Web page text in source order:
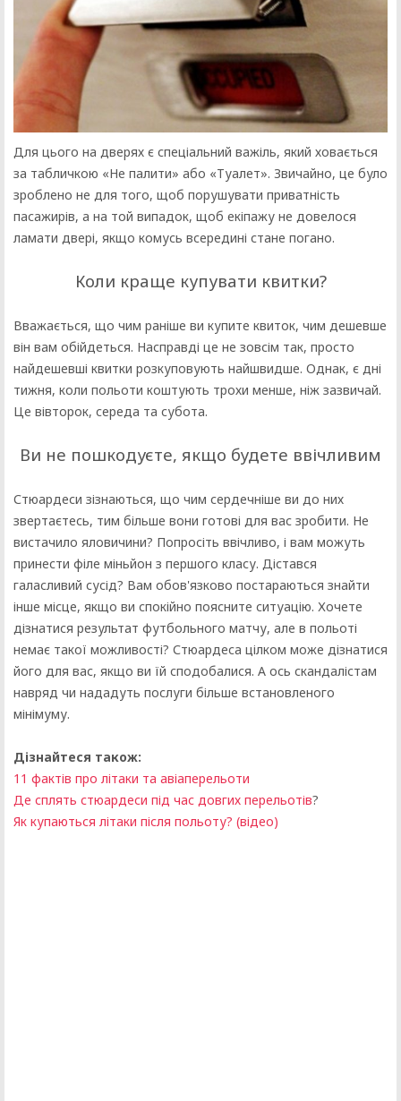
Для цього на дверях є спеціальний важіль, який ховається
за табличкою «Не палити» або «Туалет». Звичайно, це було
зроблено не для того, щоб порушувати приватність
пасажирів, а на той випадок, щоб екіпажу не довелося
ламати двері, якщо комусь всередині стане погано.
Коли краще купувати квитки?
Вважається, що чим раніше ви купите квиток, чим дешевше
він вам обійдеться. Насправді це не зовсім так, просто
найдешевші квитки розкуповують найшвидше. Однак, є дні
тижня, коли польоти коштують трохи менше, ніж зазвичай.
Це вівторок, середа та субота.
Ви не пошкодуєте, якщо будете ввічливим
Стюардеси зізнаються, що чим сердечніше ви до них
звертаєтесь, тим більше вони готові для вас зробити. Не
вистачило яловичини? Попросіть ввічливо, і вам можуть
принести філе міньйон з першого класу. Дістався
галасливий сусід? Вам обов'язково постараються знайти
інше місце, якщо ви спокійно поясните ситуацію. Хочете
дізнатися результат футбольного матчу, але в польоті
немає такої можливості? Стюардеса цілком може дізнатися
його для вас, якщо ви їй сподобалися. А ось скандалістам
навряд чи нададуть послуги більше встановленого
мінімуму.
Дізнайтеся також:
11 фактів про літаки та авіаперельоти
Де сплять стюардеси під час довгих перельотів?
Як купаються літаки після польоту? (відео)